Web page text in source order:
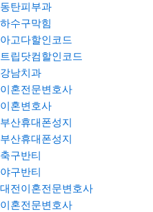
동탄피부과
하수구막힘
아고다할인코드
트립닷컴할인코드
강남치과
이혼전문변호사
이혼변호사
부산휴대폰성지
부산휴대폰성지
축구반티
야구반티
대전이혼전문변호사
이혼전문변호사